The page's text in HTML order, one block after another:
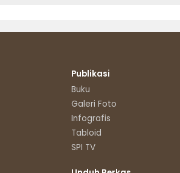
Publikasi
Buku
Galeri Foto
Infografis
Tabloid
SPI TV